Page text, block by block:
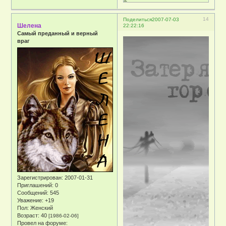
Поделиться 14
2007-07-03
22:22:16
Шелена
Самый преданный и верный
враг
Зарегистрирован: 2007-01-31
Приглашений: 0
Сообщений: 545
Уважение: +19
Пол: Женский
Возраст: 40[1986-02-06]
Провел на форуме: